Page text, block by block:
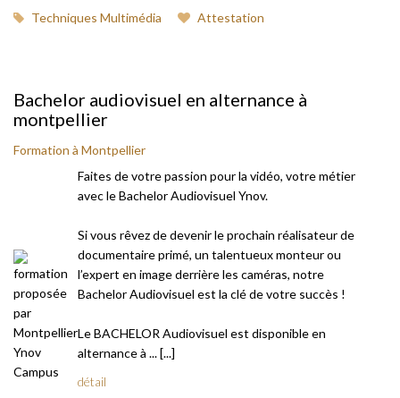
Techniques Multimédia Attestation
Bachelor audiovisuel en alternance à
montpellier
Formation à Montpellier
Faites de votre passion pour la vidéo, votre métier
avec le Bachelor Audiovisuel Ynov.
Si vous rêvez de devenir le prochain réalisateur de
documentaire primé, un talentueux monteur ou
l’expert en image derrière les caméras, notre
Bachelor Audiovisuel est la clé de votre succès !
Le BACHELOR Audiovisuel est disponible en
alternance à ... [...]
détail